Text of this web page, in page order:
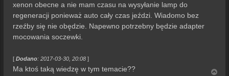
xenon obecne a nie mam czasu na wysyłanie lamp do
regeneracji ponieważ auto cały czas jeździ. Wiadomo bez
rzeźby się nie obędzie. Napewno potrzebny będzie adapter
mocowania soczewki.
[ Dodano: 2017-03-30, 20:08 ]
Ma ktoś taką wiedzę w tym temacie??